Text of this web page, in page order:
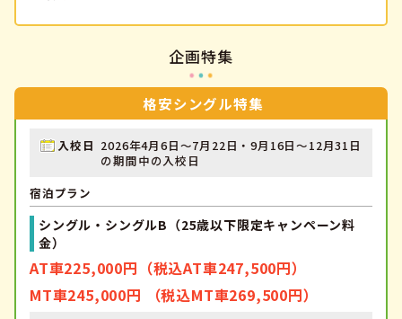
企画特集
格安シングル特集
入校日 2026年4月6日～7月22日・9月16日～12月31日
の期間中の入校日
宿泊プラン
シングル・シングルB（25歳以下限定キャンペーン料
金）
AT車225,000円（税込AT車247,500円）
MT車245,000円 （税込MT車269,500円）